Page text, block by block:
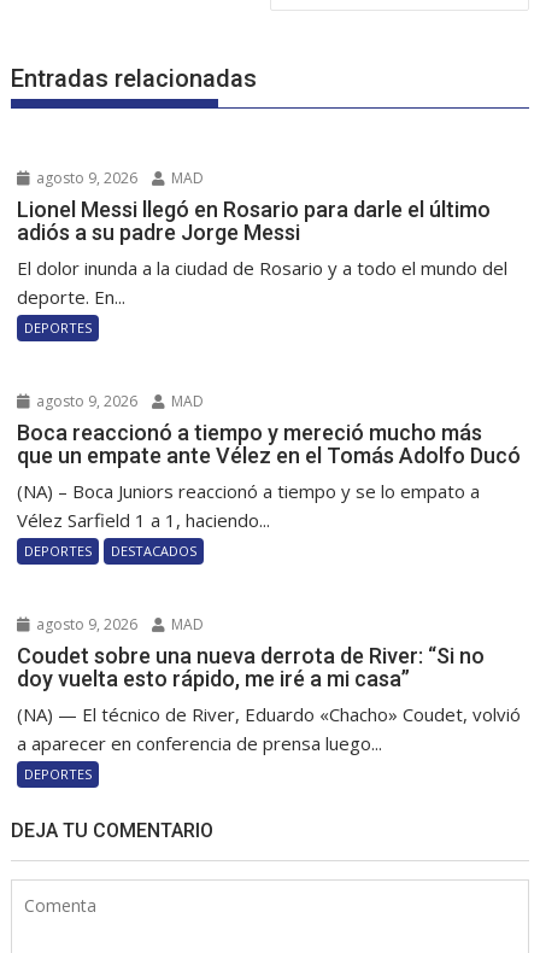
Entradas relacionadas
agosto 9, 2026 MAD
Lionel Messi llegó en Rosario para darle el último
adiós a su padre Jorge Messi
El dolor inunda a la ciudad de Rosario y a todo el mundo del
deporte. En...
DEPORTES
agosto 9, 2026 MAD
Boca reaccionó a tiempo y mereció mucho más
que un empate ante Vélez en el Tomás Adolfo Ducó
(NA) – Boca Juniors reaccionó a tiempo y se lo empato a
Vélez Sarfield 1 a 1, haciendo...
DEPORTES DESTACADOS
agosto 9, 2026 MAD
Coudet sobre una nueva derrota de River: “Si no
doy vuelta esto rápido, me iré a mi casa”
(NA) — El técnico de River, Eduardo «Chacho» Coudet, volvió
a aparecer en conferencia de prensa luego...
DEPORTES
DEJA TU COMENTARIO